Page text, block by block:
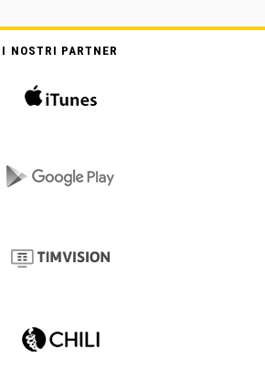
I NOSTRI PARTNER